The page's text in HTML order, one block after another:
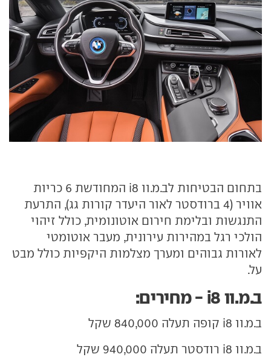
בתחום הבטיחות לב.מ.וו i8 המחודשת 6 כריות
אוויר (4 ברודסטר לאור היעדר קורות גג), התרעת
התנגשות ובלימת חירום אוטונומית, כולל זיהוי
הולכי רגל במהירות עירונית, מעבר אוטומטי
לאורות גבוהים ומערך מצלמות היקפיות כולל מבט
על.
ב.מ.וו i8 - מחירים:
ב.מ.וו i8 קופה תעלה 840,000 שקל
ב.מ.וו i8 רודסטר תעלה 940,000 שקל